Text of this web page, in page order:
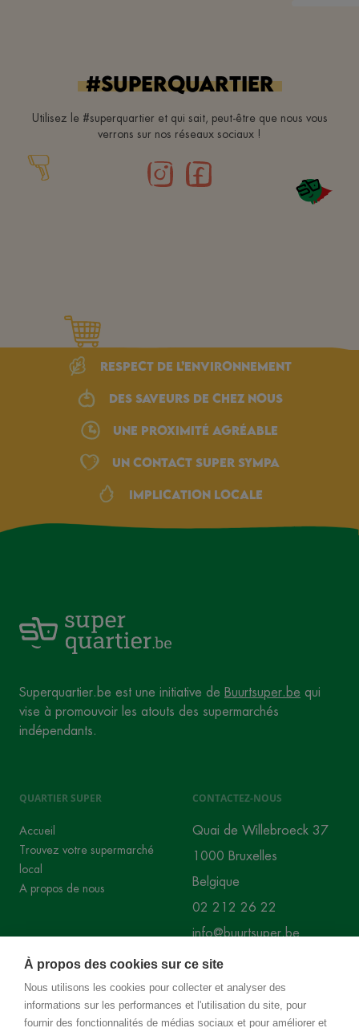
À propos des cookies sur ce site
Nous utilisons les cookies pour collecter et analyser des
informations sur les performances et l'utilisation du site, pour
fournir des fonctionnalités de médias sociaux et pour améliorer et
#superquartier
Utilisez le #superquartier et qui sait, peut-être que nous vous
verrons sur nos réseaux sociaux !
Respect de l’environnement
Des saveurs de chez nous
une proximité agréable
Un Contact Super Sympa
Implication locale
Superquartier.be est une initiative de Buurtsuper.be qui
vise à promouvoir les atouts des supermarchés
indépendants.
QUARTIER SUPER
Accueil
Trouvez votre supermarché
local
A propos de nous
CONTACTEZ-NOUS
Quai de Willebroeck 37
1000 Bruxelles
Belgique
02 212 26 22
info@buurtsuper.be
RÉSEAUX SOCIAUX
Instagram Facebook